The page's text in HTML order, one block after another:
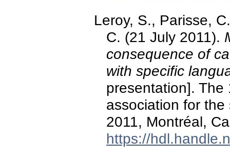
Leroy, S., Parisse,
C. (21 July 2011).
consequence of
with specific
presentation].
association for
2011, Montréal,
https://